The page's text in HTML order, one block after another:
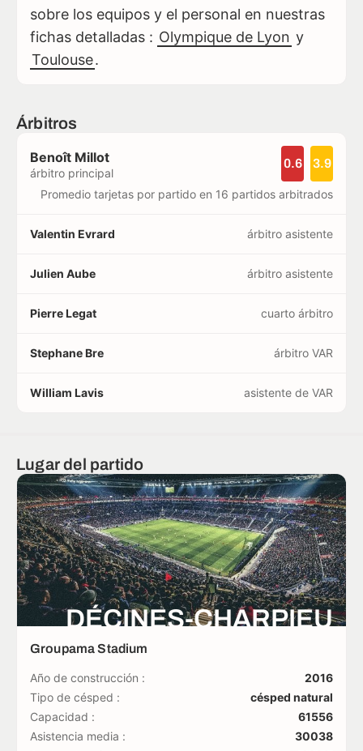
sobre los equipos y el personal en nuestras
fichas detalladas : Olympique de Lyon y
Toulouse.
Árbitros
Benoît Millot
árbitro principal
0.6 3.9
Promedio tarjetas por partido en 16 partidos arbitrados
Valentin Evrard árbitro asistente
Julien Aube árbitro asistente
Pierre Legat cuarto árbitro
Stephane Bre árbitro VAR
William Lavis asistente de VAR
Lugar del partido
DÉCINES-CHARPIEU
Groupama Stadium
Año de construcción :
2016
Tipo de césped :
césped natural
Capacidad :
61556
Asistencia media :
30038